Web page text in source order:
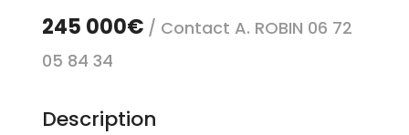
245 000€ / Contact A. ROBIN 06 72
05 84 34
Description